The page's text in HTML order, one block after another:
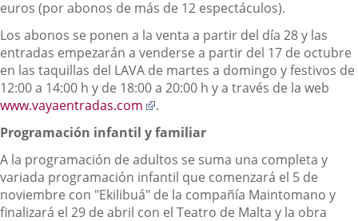
euros (por abonos de más de 12 espectáculos).
Los abonos se ponen a la venta a partir del día 28 y las
entradas empezarán a venderse a partir del 17 de octubre
en las taquillas del LAVA de martes a domingo y festivos de
12:00 a 14:00 h y de 18:00 a 20:00 h y a través de la web
www.vayaentradas.com
Enlace
una
aplicación
externa.
.
Programación infantil y familiar
A la programación de adultos se suma una completa y
variada programación infantil que comenzará el 5 de
noviembre con "Ekilibuá" de la compañía Maintomano y
finalizará el 29 de abril con el Teatro de Malta y la obra